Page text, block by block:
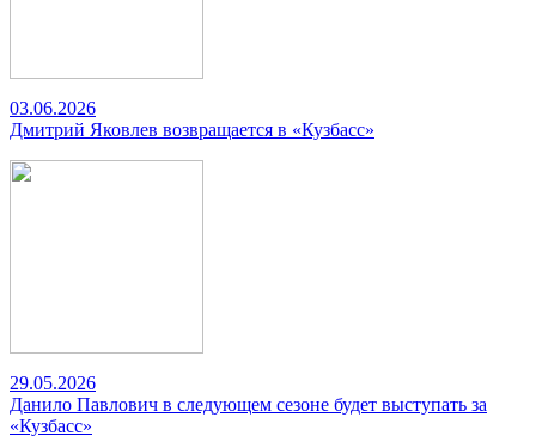
03.06.2026
Дмитрий Яковлев возвращается в «Кузбасс»
29.05.2026
Данило Павлович в следующем сезоне будет выступать за
«Кузбасс»